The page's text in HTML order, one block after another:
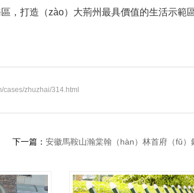
，打造（zào）大荊州最具價值的生活示範區
cases/zhuzhai/314.html
下一篇： 安徽馬鞍山瀚棠翰（hàn）林首府（fǔ）